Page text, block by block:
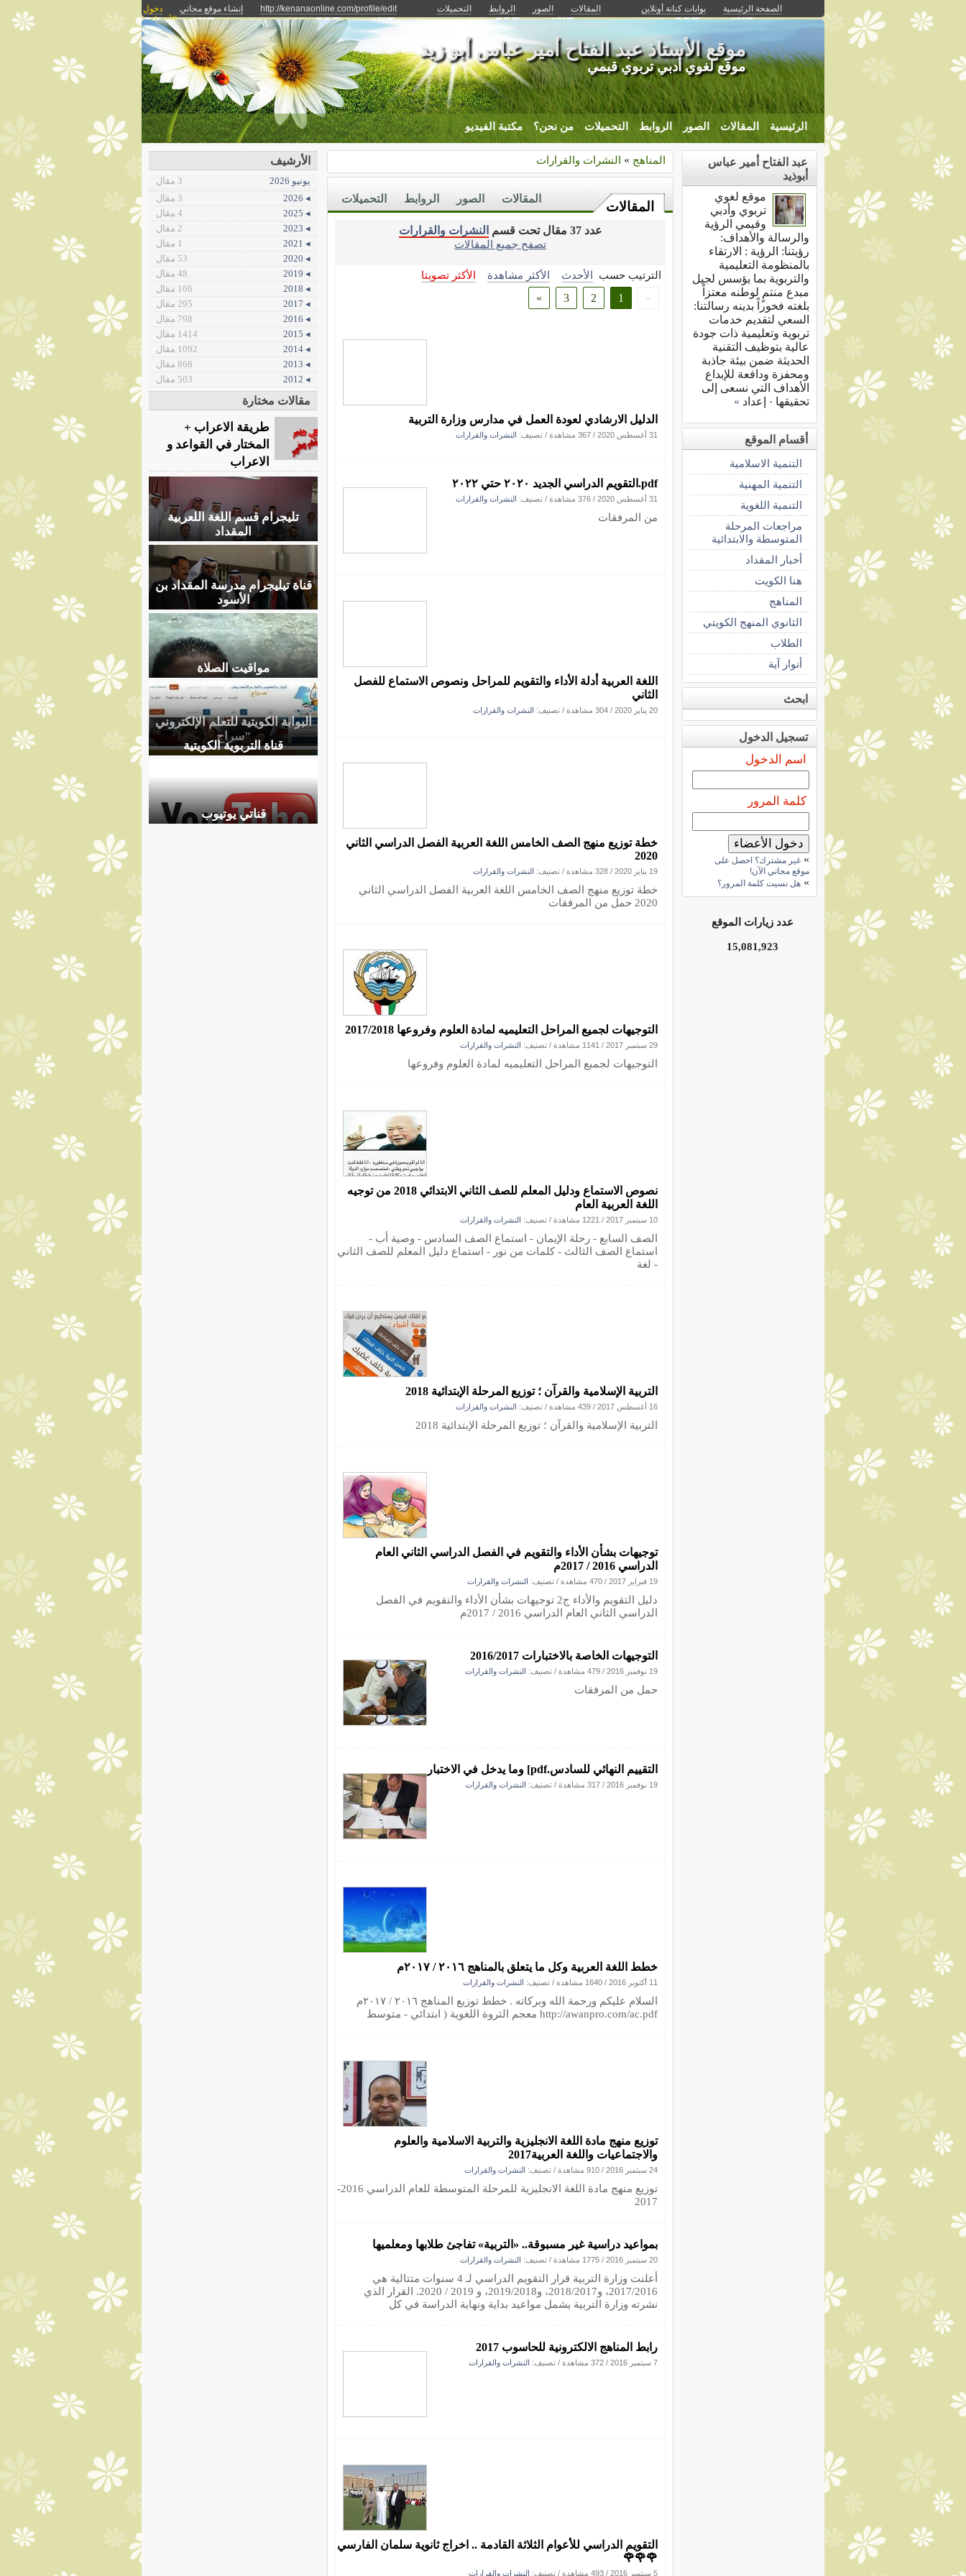
الصفحة الرئيسية بوابات كنانة أونلاين المقالات الصور الروابط التحميلات http://kenanaonline.com/profile/edit إنشاء موقع مجاني
دخول
الأعضاء
موقع الأستاذ عبد الفتاح أمير عباس أبو زيد
موقع لغوي أدبي تربوي قبمي
الرئيسية المقالات الصور الروابط التحميلات من نحن؟ مكتبة الفيديو
المناهج » النشرات والقرارات
المقالات
التحميلات الروابط الصور المقالات
عدد 37 مقال تحت قسم
النشرات والقرارات
تصفح جميع المقالات
الترتيب حسب الأحدث الأكثر مشاهدة
الأكثر تصويتا
«
1
2
3
»
الدليل الارشادي لعودة العمل في مدارس وزارة التربية
31 أغسطس 2020 / 367 مشاهدة / تصنيف: النشرات والقرارات
‎⁨التقويم الدراسي الجديد ٢٠٢٠ حتي ٢٠٢٢⁩.pdf
31 أغسطس 2020 / 376 مشاهدة / تصنيف: النشرات والقرارات
من المرفقات
اللغة العربية أدلة الأداء والتقويم للمراحل ونصوص الاستماع للفصل
الثاني
20 يناير 2020 / 304 مشاهدة / تصنيف: النشرات والقرارات
خطة توزيع منهج الصف الخامس اللغة العربية الفصل الدراسي الثاني
2020
19 يناير 2020 / 328 مشاهدة / تصنيف: النشرات والقرارات
خطة توزيع منهج الصف الخامس اللغة العربية الفصل الدراسي الثاني
2020 حمل من المرفقات
التوجيهات لجميع المراحل التعليميه لمادة العلوم وفروعها 2017/2018
29 سبتمبر 2017 / 1141 مشاهدة / تصنيف: النشرات والقرارات
التوجيهات لجميع المراحل التعليميه لمادة العلوم وفروعها
نصوص الاستماع ودليل المعلم للصف الثاني الابتدائي 2018 من توجيه
اللغة العربية العام
10 سبتمبر 2017 / 1221 مشاهدة / تصنيف: النشرات والقرارات
الصف السابع - رحلة الإيمان - استماع الصف السادس - وصية أب -
استماع الصف الثالث - كلمات من نور - استماع دليل المعلم للصف الثاني
- لغة
التربية الإسلامية والقرآن ؛ توزيع المرحلة الإبتدائية 2018
16 أغسطس 2017 / 439 مشاهدة / تصنيف: النشرات والقرارات
التربية الإسلامية والقرآن ؛ توزيع المرحلة الإبتدائية 2018
توجيهات بشأن الأداء والتقويم في الفصل الدراسي الثاني العام
الدراسي 2016 / 2017م
19 فبراير 2017 / 470 مشاهدة / تصنيف: النشرات والقرارات
دليل التقويم والأداء ج2 توجيهات بشأن الأداء والتقويم في الفصل
الدراسي الثاني العام الدراسي 2016 / 2017م
التوجيهات الخاصة بالاختبارات 2016/2017
19 نوفمبر 2016 / 479 مشاهدة / تصنيف: النشرات والقرارات
حمل من المرفقات
التقييم النهائي للسادس.pdf] وما يدخل في الاختبار
19 نوفمبر 2016 / 317 مشاهدة / تصنيف: النشرات والقرارات
خطط اللغة العربية وكل ما يتعلق بالمناهج ٢٠١٦ / ٢٠١٧م
11 أكتوبر 2016 / 1640 مشاهدة / تصنيف: النشرات والقرارات
السلام عليكم ورحمة الله وبركاته . خطط توزيع المناهج ٢٠١٦ / ٢٠١٧م
http://awanpro.com/ac.pdf معجم الثروة اللغوية ( ابتدائي - متوسط
توزيع منهج مادة اللغة الانجليزية والتربية الاسلامية والعلوم
والاجتماعيات واللغة العربية2017
24 سبتمبر 2016 / 910 مشاهدة / تصنيف: النشرات والقرارات
توزيع منهج مادة اللغة الانجليزية للمرحلة المتوسطة للعام الدراسي 2016-
2017
بمواعيد دراسية غير مسبوقة.. «التربية» تفاجئ طلابها ومعلميها
20 سبتمبر 2016 / 1775 مشاهدة / تصنيف: النشرات والقرارات
أعلنت وزارة التربية قرار التقويم الدراسي لـ 4 سنوات متتالية هي
2017/2016، و2018/2017، و2019/2018، و 2019 / 2020. القرار الذي
نشرته وزارة التربية يشمل مواعيد بداية ونهاية الدراسة في كل
رابط المناهج الالكترونية للحاسوب 2017
7 سبتمبر 2016 / 372 مشاهدة / تصنيف: النشرات والقرارات
التقويم الدراسي للأعوام الثلاثة القادمة .. اخراج ثانوية سلمان الفارسي
🌹🌹🌹
5 سبتمبر 2016 / 493 مشاهدة / تصنيف: النشرات والقرارات
عبد الفتاح أمير عباس
أبوذيد
موقع لغوي
تربوي وأدبي
وقيمي الرؤية
والرسالة والأهداف:
رؤيتنا: الرؤية : الارتقاء
بالمنظومة التعليمية
والتربوية بما يؤسس لجيل
مبدع منتمٍ لوطنه معتزاً
بلغته فخوراً بدينه رسالتنا:
السعي لتقديم خدمات
تربوية وتعليمية ذات جودة
عالية بتوظيف التقنية
الحديثة ضمن بيئة جاذبة
ومحفزة ودافعة للإبداع
الأهداف التي نسعى إلى
تحقيقها · إعداد »
أقسام الموقع
التنمية الاسلامية
التنمية المهنية
التنمية اللغوية
مراجعات المرحلة
المتوسطة والابتدائية
أخبار المقداد
هنا الكويت
المناهج
الثانوي المنهج الكويتي
الطلاب
أنوار آية
ابحث
تسجيل الدخول
اسم الدخول
كلمة المرور
» غير مشترك؟ احصل على
موقع مجاني الآن!
» هل نسيت كلمة المرور؟
عدد زيارات الموقع
15,081,923
الأرشيف
يونيو 2026
3 مقال
◂ 2026
3 مقال
◂ 2025
4 مقال
◂ 2023
2 مقال
◂ 2021
1 مقال
◂ 2020
53 مقال
◂ 2019
48 مقال
◂ 2018
166 مقال
◂ 2017
295 مقال
◂ 2016
798 مقال
◂ 2015
1414 مقال
◂ 2014
1092 مقال
◂ 2013
868 مقال
◂ 2012
503 مقال
مقالات مختارة
طريقة الاعراب +
المختار في القواعد و
الاعراب
تليجرام قسم اللغة اللعربية
المقداد
قناة تيليجرام مدرسة المقداد بن
الأسود
مواقيت الصلاة
البوابة الكويتية للتعلم الإلكتروني
"سراج
قناة التربوية الكويتية
قناتي يوتيوب